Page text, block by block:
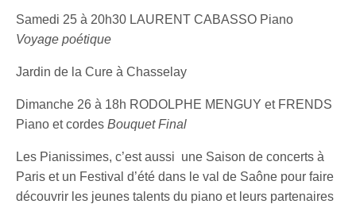
Samedi 25 à 20h30 LAURENT CABASSO Piano
Voyage poétique
Jardin de la Cure à Chasselay
Dimanche 26 à 18h RODOLPHE MENGUY et FRENDS
Piano et cordesBouquet Final
Les Pianissimes, c’est aussi une Saison de concerts à
Paris et un Festival d’été dans le val de Saône pour faire
découvrir les jeunes talents du piano et leurs partenaires